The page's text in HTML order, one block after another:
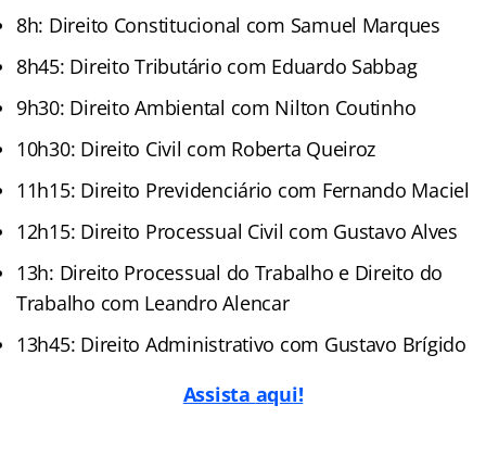
8h: Direito Constitucional com Samuel Marques
8h45: Direito Tributário com Eduardo Sabbag
9h30: Direito Ambiental com Nilton Coutinho
10h30: Direito Civil com Roberta Queiroz
11h15: Direito Previdenciário com Fernando Maciel
12h15: Direito Processual Civil com Gustavo Alves
13h: Direito Processual do Trabalho e Direito do
Trabalho com Leandro Alencar
13h45: Direito Administrativo com Gustavo Brígido
Assista aqui!